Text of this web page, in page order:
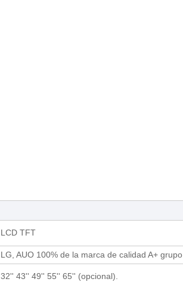
LCD TFT
LG, AUO 100% de la marca de calidad A+ grupo
32'' 43'' 49'' 55'' 65'' (opcional).